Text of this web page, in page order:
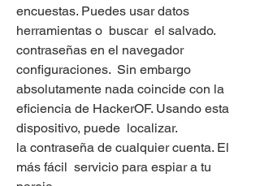
encuestas. Puedes usar datos
herramientas o  buscar  el salvado.
contraseñas en el navegador
configuraciones.  Sin embargo
absolutamente nada coincide con la
eficiencia de HackerOF. Usando esta
dispositivo, puede  localizar.
la contraseña de cualquier cuenta. El
más fácil  servicio para espiar a tu